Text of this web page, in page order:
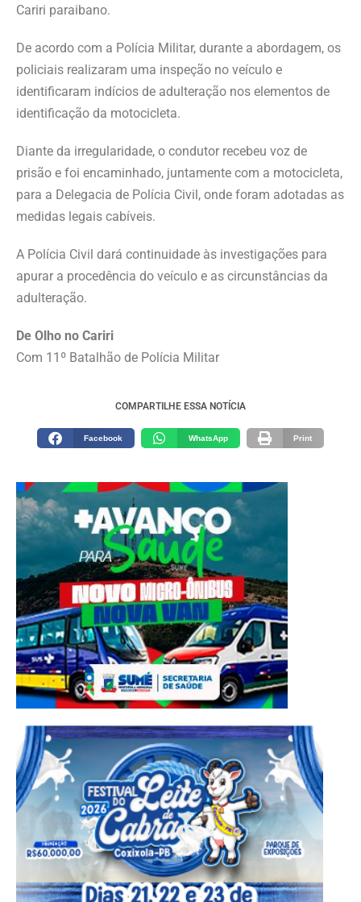
Cariri paraibano.
De acordo com a Polícia Militar, durante a abordagem, os
policiais realizaram uma inspeção no veículo e
identificaram indícios de adulteração nos elementos de
identificação da motocicleta.
Diante da irregularidade, o condutor recebeu voz de
prisão e foi encaminhado, juntamente com a motocicleta,
para a Delegacia de Polícia Civil, onde foram adotadas as
medidas legais cabíveis.
A Polícia Civil dará continuidade às investigações para
apurar a procedência do veículo e as circunstâncias da
adulteração.
De Olho no Cariri
Com 11º Batalhão de Polícia Militar
COMPARTILHE ESSA NOTÍCIA
Facebook WhatsApp Print